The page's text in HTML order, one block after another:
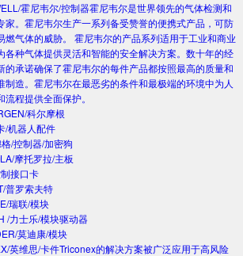
霍尼韦尔/控制器霍尼韦尔是世界领先的气体检测和
家。霍尼韦尔生产一系列备受赞誉的便携式产品，可防
燃气体的威胁。 霍尼韦尔的产品系列适用于工业和商业
各种气体提供灵活和智能的安全解决方案。数十年的经
的承诺确保了霍尼韦尔的每件产品都按照最高的质量和
制造。霍尼韦尔在最恶劣的条件和最极端的环境中为人
流程提供全面保护。
科尔摩根
/机器人配件
/控制器/加密狗
摩托罗拉/主板
接口卡
普罗索夫特
瑞联/模块
/力士乐/模块驱动器
莫迪康/模块
英维思/卡件Triconex的解决方案被广泛应用于高风险